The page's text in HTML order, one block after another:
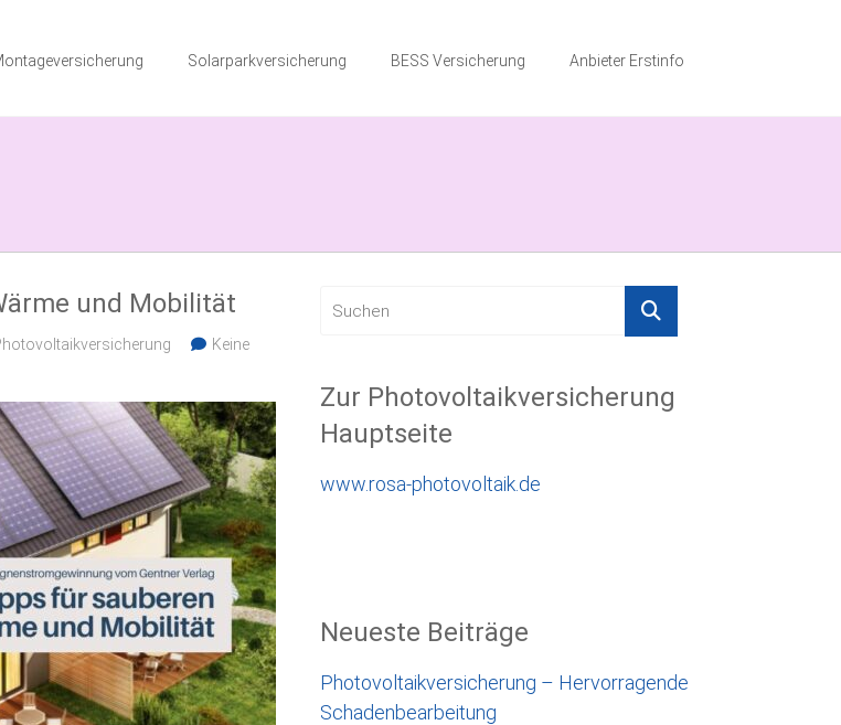
Solarparkversicherung BESS Versicherung Anbieter Erstinfo
und Mobilität
Keine
Zur Photovoltaikversicherung
Hauptseite
www.rosa-photovoltaik.de
Neueste Beiträge
Photovoltaikversicherung – Hervorragende
Schadenbearbeitung